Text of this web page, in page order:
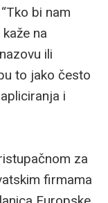
bi nam
na
ili
to jako često
i
za
firmama